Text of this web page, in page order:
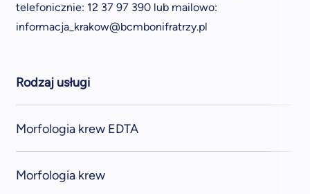
telefonicznie: 12 37 97 390 lub mailowo:
informacja_krakow@bcmbonifratrzy.pl
Rodzaj usługi
Morfologia krew EDTA
Morfologia krew